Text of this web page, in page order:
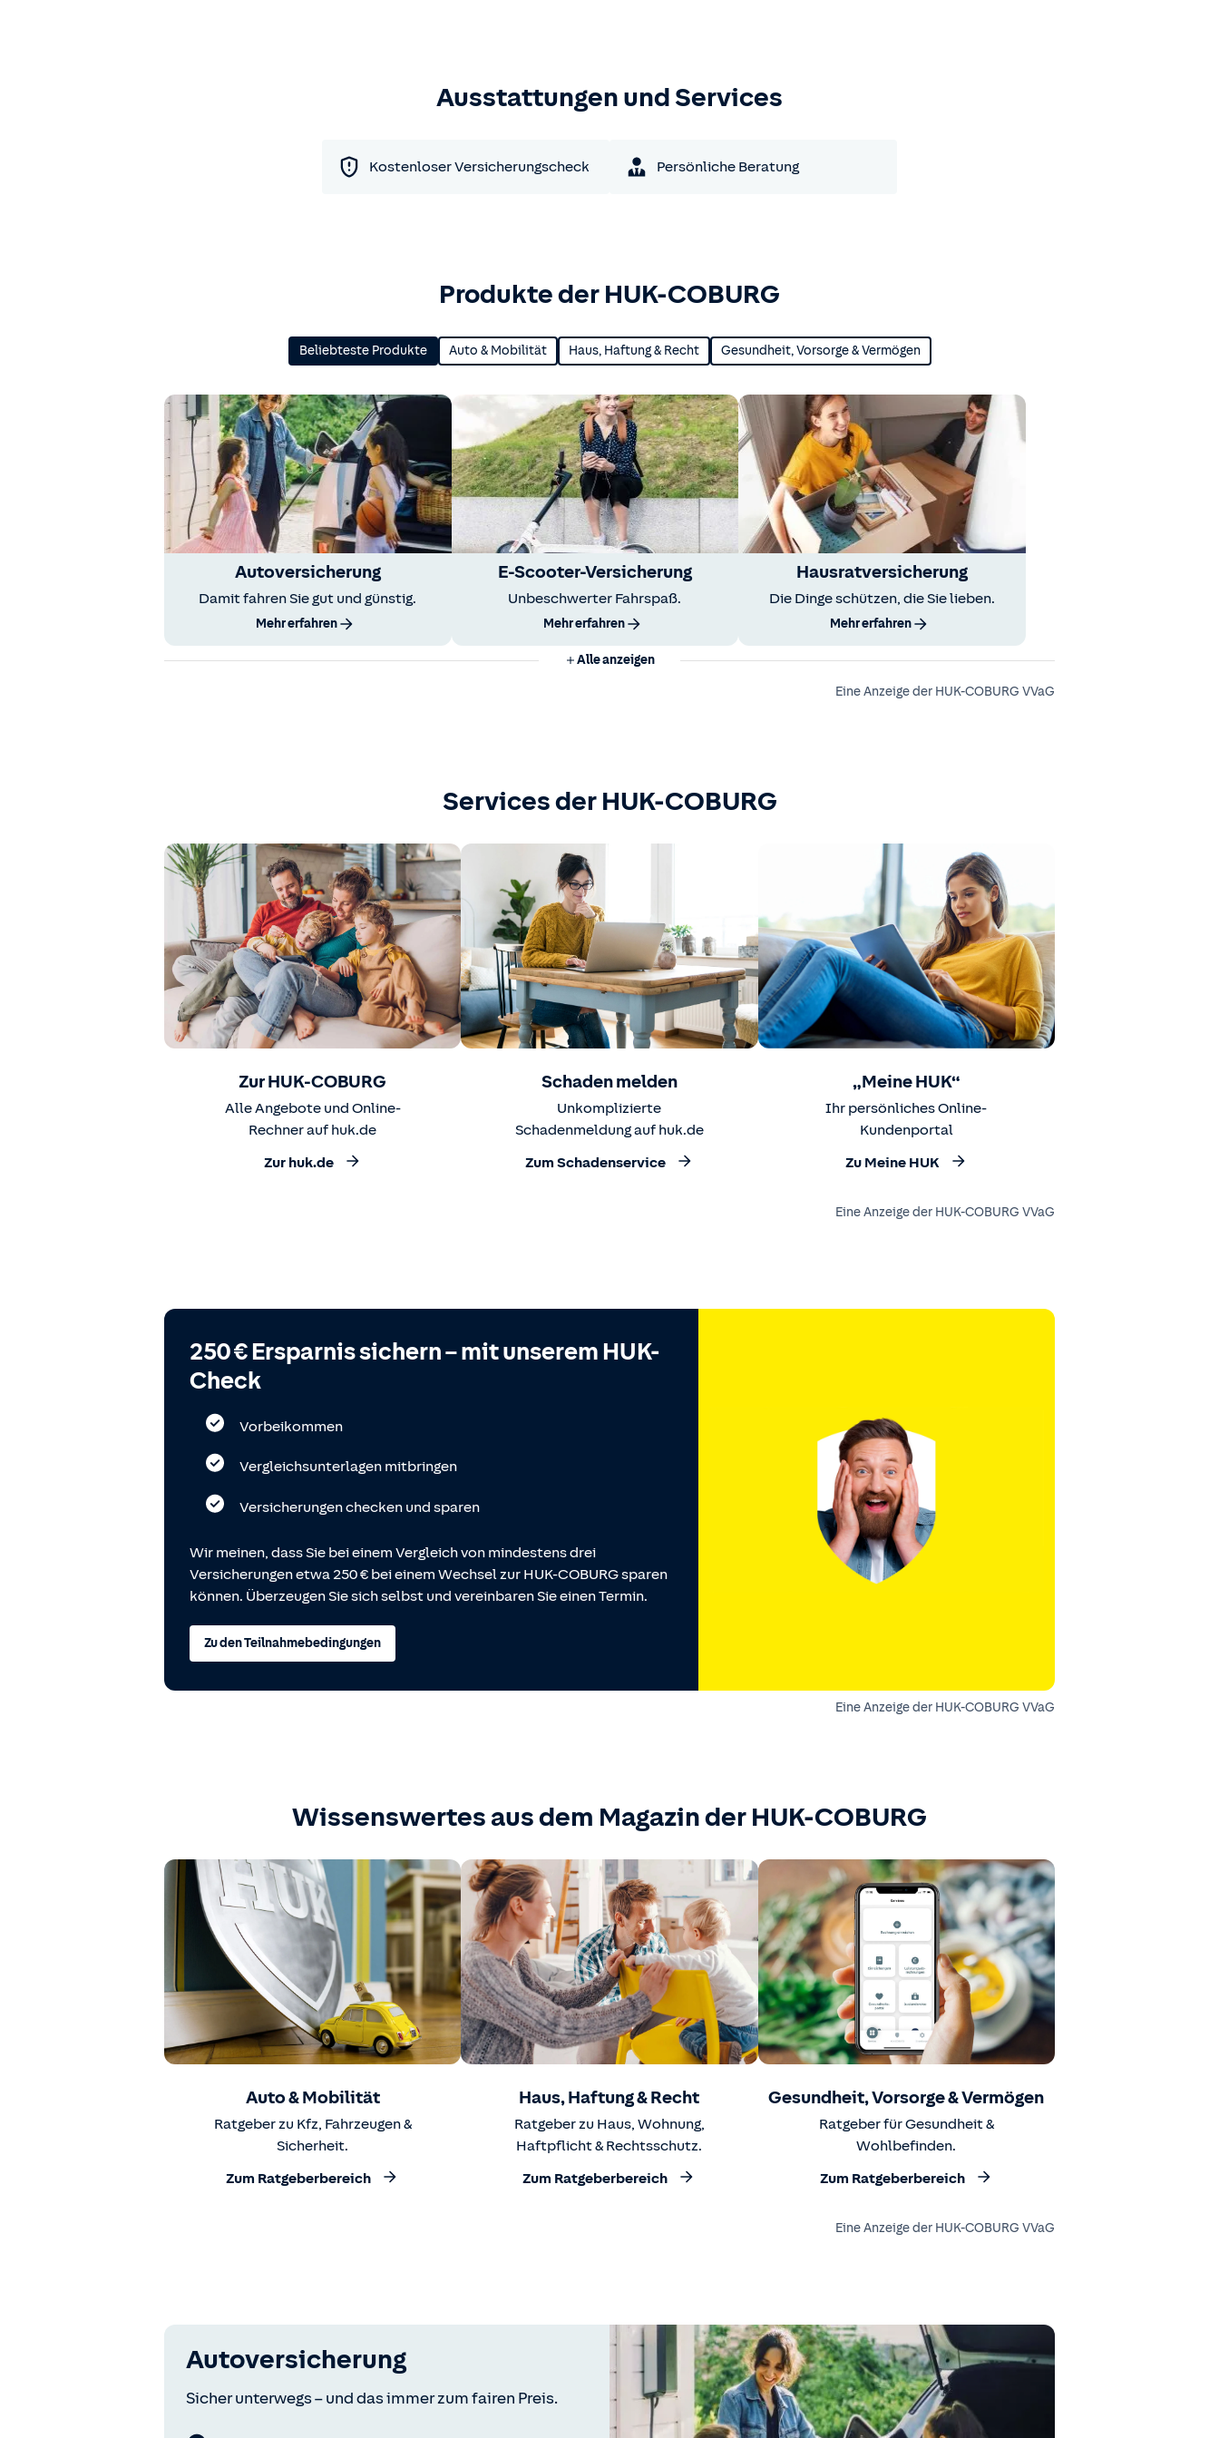
Ausstattungen und Services
Kostenloser Versicherungscheck Persönliche Beratung
Produkte der HUK-COBURG
Beliebteste Produkte Auto & Mobilität Haus, Haftung & Recht Gesundheit, Vorsorge & Vermögen
Autoversicherung
Damit fahren Sie gut und günstig.
Mehr erfahren
E-Scooter-Versicherung
Unbeschwerter Fahrspaß.
Mehr erfahren
Hausratversicherung
Die Dinge schützen, die Sie lieben.
Mehr erfahren
Alle anzeigen
Eine Anzeige der HUK-COBURG VVaG
Services der HUK-COBURG
Zur HUK-COBURG
Alle Angebote und Online-
Rechner auf huk.de
Zur huk.de
Schaden melden
Unkomplizierte
Schadenmeldung auf huk.de
Zum Schadenservice
„Meine HUK“
Ihr persönliches Online-
Kundenportal
Zu Meine HUK
Eine Anzeige der HUK-COBURG VVaG
250 € Ersparnis sichern – mit unserem HUK-
Check
Vorbeikommen
Vergleichsunterlagen mitbringen
Versicherungen checken und sparen
Wir meinen, dass Sie bei einem Vergleich von mindestens drei
Versicherungen etwa 250 € bei einem Wechsel zur HUK-COBURG sparen
können. Überzeugen Sie sich selbst und vereinbaren Sie einen Termin.
Zu den Teilnahmebedingungen
Eine Anzeige der HUK-COBURG VVaG
Wissenswertes aus dem Magazin der HUK-COBURG
Auto & Mobilität
Ratgeber zu Kfz, Fahrzeugen &
Sicherheit.
Zum Ratgeberbereich
Haus, Haftung & Recht
Ratgeber zu Haus, Wohnung,
Haftpflicht & Rechtsschutz.
Zum Ratgeberbereich
Gesundheit, Vorsorge & Vermögen
Ratgeber für Gesundheit &
Wohlbefinden.
Zum Ratgeberbereich
Eine Anzeige der HUK-COBURG VVaG
Autoversicherung
Sicher unterwegs – und das immer zum fairen Preis.